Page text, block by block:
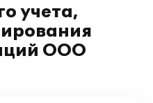
учета,
ООО